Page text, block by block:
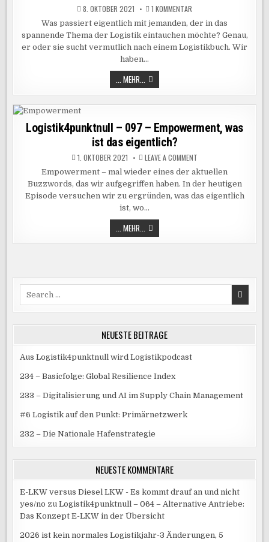
BEISPIEL
SCHWEIZ
8. OKTOBER 2021 1 KOMMENTAR
–
098
–
DIE
5
Was passiert eigentlich mit jemanden, der in das
spannende Thema der Logistik eintauchen möchte? Genau,
er oder sie sucht vermutlich nach einem Logistikbuch. Wir
haben…
... MEHR... LOGISTIK4PUNKTNULL
–
098
–
BESTEN
LOGISTIKBÜCHER
Logistik4punktnull – 097 – Empowerment, was
ist das eigentlich?
1. OKTOBER 2021 LEAVE A COMMENT
–
097
–
EMPOWERMENT,
WAS
Empowerment – mal wieder eines der aktuellen
Buzzwords, das wir aufgegriffen haben. In der heutigen
Episode versuchen wir zu ergründen, was das eigentlich
ist, wo…
... MEHR... LOGISTIK4PUNKTNULL
–
097
DAS
NEUESTE BEITRÄGE
Aus Logistik4punktnull wird Logistikpodcast
234 – Basicfolge: Global Resilience Index
233 – Digitalisierung und AI im Supply Chain Management
#6 Logistik auf den Punkt: Primärnetzwerk
232 – Die Nationale Hafenstrategie
NEUESTE KOMMENTARE
E-LKW versus Diesel LKW - Es kommt drauf an und nicht
yes/no zuLogistik4punktnull – 064 – Alternative Antriebe:
Das Konzept E-LKW in der Übersicht
2026 ist kein normales Logistikjahr-3 Änderungen, 5